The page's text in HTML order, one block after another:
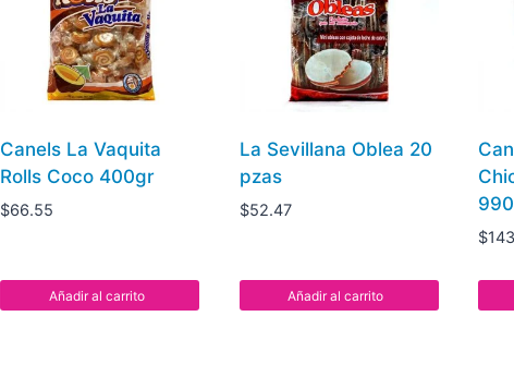
Canels La Vaquita
Rolls Coco 400gr
$66.55
Añadir al carrito
La Sevillana Oblea 20
pzas
$52.47
Añadir al carrito
$